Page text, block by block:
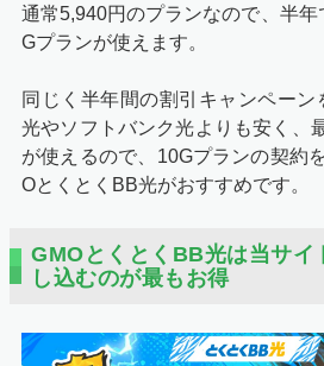
通常5,940円のプランなので、半
Gプランが使えます。
同じく半年間の割引キャンペーン
光やソフトバンク光よりも安く、
が使えるので、10Gプランの契約
OとくとくBB光がおすすめです。
GMOとくとくBB光は当サイ
し込むのが最もお得